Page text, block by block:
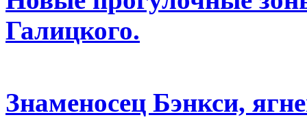
Галицкого.
Знаменосец Бэнкси,